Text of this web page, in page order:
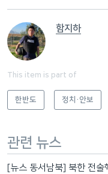
함지하
This item is part of
한반도 정치·안보
관련 뉴스
[뉴스 동서남북] 북한 전술